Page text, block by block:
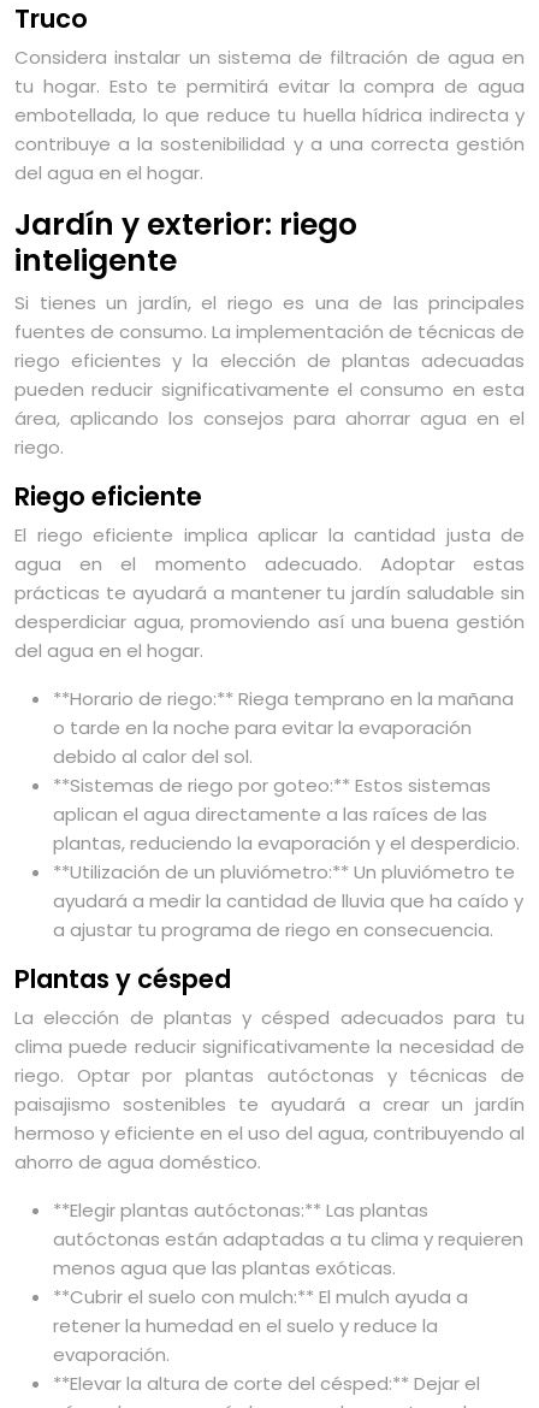
Truco
Considera instalar un sistema de filtración de agua en
tu hogar. Esto te permitirá evitar la compra de agua
embotellada, lo que reduce tu huella hídrica indirecta y
contribuye a la sostenibilidad y a una correcta gestión
del agua en el hogar.
Jardín y exterior: riego
inteligente
Si tienes un jardín, el riego es una de las principales
fuentes de consumo. La implementación de técnicas de
riego eficientes y la elección de plantas adecuadas
pueden reducir significativamente el consumo en esta
área, aplicando los consejos para ahorrar agua en el
riego.
Riego eficiente
El riego eficiente implica aplicar la cantidad justa de
agua en el momento adecuado. Adoptar estas
prácticas te ayudará a mantener tu jardín saludable sin
desperdiciar agua, promoviendo así una buena gestión
del agua en el hogar.
**Horario de riego:** Riega temprano en la mañana
o tarde en la noche para evitar la evaporación
debido al calor del sol.
**Sistemas de riego por goteo:** Estos sistemas
aplican el agua directamente a las raíces de las
plantas, reduciendo la evaporación y el desperdicio.
**Utilización de un pluviómetro:** Un pluviómetro te
ayudará a medir la cantidad de lluvia que ha caído y
a ajustar tu programa de riego en consecuencia.
Plantas y césped
La elección de plantas y césped adecuados para tu
clima puede reducir significativamente la necesidad de
riego. Optar por plantas autóctonas y técnicas de
paisajismo sostenibles te ayudará a crear un jardín
hermoso y eficiente en el uso del agua, contribuyendo al
ahorro de agua doméstico.
**Elegir plantas autóctonas:** Las plantas
autóctonas están adaptadas a tu clima y requieren
menos agua que las plantas exóticas.
**Cubrir el suelo con mulch:** El mulch ayuda a
retener la humedad en el suelo y reduce la
evaporación.
**Elevar la altura de corte del césped:** Dejar el